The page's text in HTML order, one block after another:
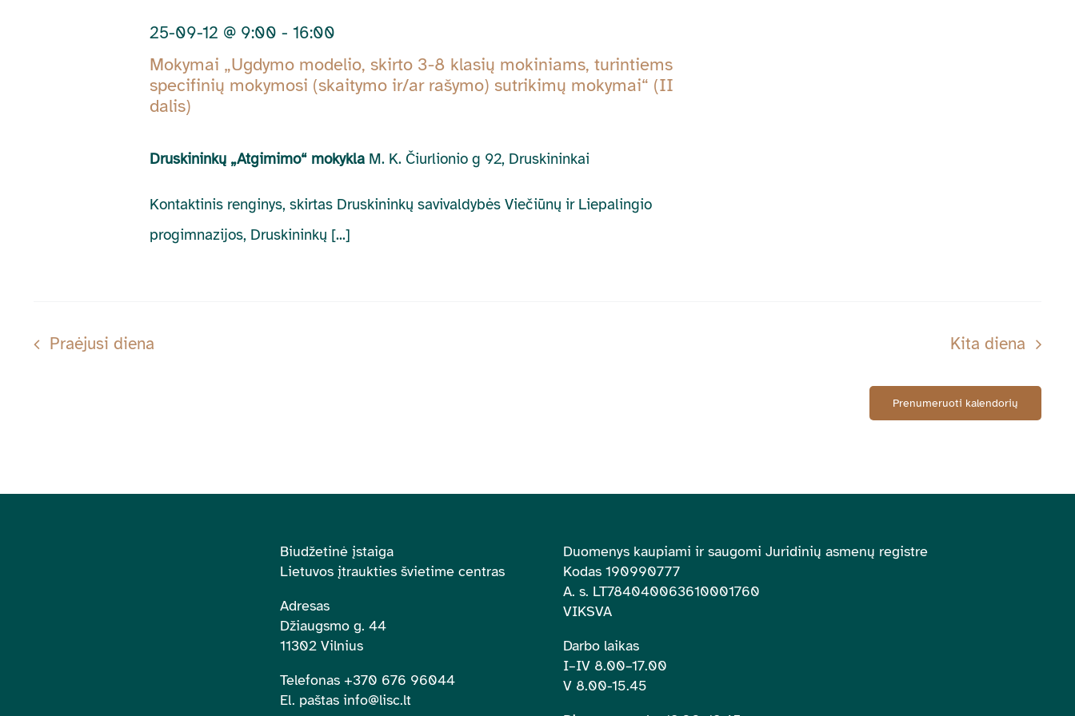
Mokymai „Ugdymo modelio, skirto 3-8 klasių mokiniams, turintiems
specifinių mokymosi (skaitymo ir/ar rašymo) sutrikimų mokymai“ (II
dalis)
25-09-12 @ 9:00 -16:00
Druskininkų „Atgimimo“ mokykla M. K. Čiurlionio g 92, Druskininkai
Kontaktinis renginys, skirtas Druskininkų savivaldybės Viečiūnų ir Liepalingio
progimnazijos, Druskininkų [...]
Praėjusi diena Kita diena
Prenumeruoti kalendorių
Biudžetinė įstaiga
Lietuvos įtraukties švietime centras
Adresas
Džiaugsmo g. 44
11302 Vilnius
Telefonas +370 676 96044
El. paštas info@lisc.lt
Duomenys kaupiami ir saugomi Juridinių asmenų registre
Kodas 190990777
A. s. LT784040063610001760
VIKSVA
Darbo laikas
I–IV 8.00–17.00
V 8.00-15.45